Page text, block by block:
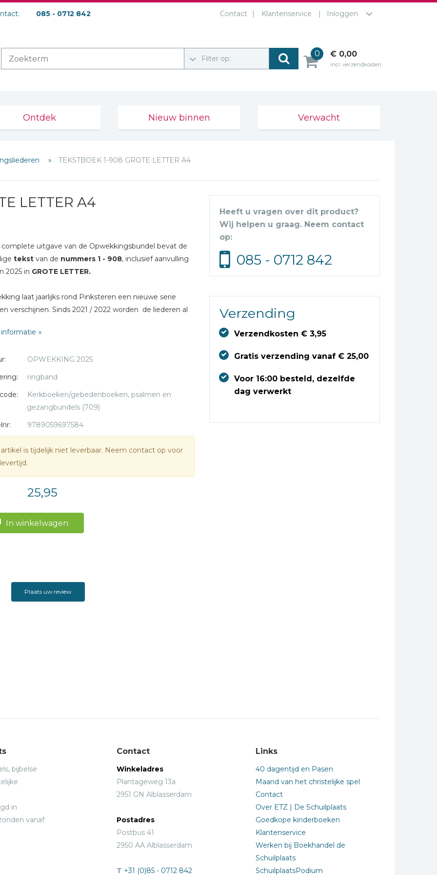
085 - 0712 842 Contact Klantenservice Inloggen
Filter op:
0 € 0,00
incl. verzendkosten
Ontdek Nieuw binnen Verwacht
TEKSTBOEK 1-908 GROTE LETTER A4
LETTER A4
complete uitgave van de Opwekkingsbundel bevat de
tekst van de nummers 1 - 908, inclusief aanvulling
2025 in GROTE LETTER.
laat jaarlijks rond Pinksteren een nieuwe serie
verschijnen. Sinds 2021 / 2022 worden de liederen al
complete bundel.
OPWEKKING 2025
ringband
Kerkboeken/gebedenboeken, psalmen en
gezangbundels (709)
9789059697584
is tijdelijk niet leverbaar. Neem contact op voor
25,95
In winkelwagen
Heeft u vragen over dit product?
Wij helpen u graag. Neem contact
op:
085 - 0712 842
Verzending
Verzendkosten € 3,95
Gratis verzending vanaf € 25,00
Voor 16:00 besteld, dezelfde
dag verwerkt
Plaats uw review
bijbelse
in
vanaf
Contact
Winkeladres
Plantageweg 13a
2951 GN Alblasserdam
Postadres
Postbus 41
2950 AA Alblasserdam
T +31 (0)85 - 0712 842
Links
40 dagentijd en Pasen
Maand van het christelijke spel
Contact
Over ETZ | De Schuilplaats
Goedkope kinderboeken
Klantenservice
Werken bij Boekhandel de
Schuilplaats
SchuilplaatsPodium